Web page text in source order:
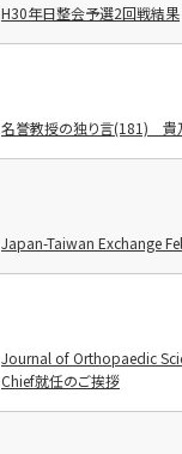
H30年日整会予選2回戦結果
名誉教授の独り言(181) 貴
Japan-Taiwan Exchange
Journal of Orthopaedic
Chief就任のご挨拶